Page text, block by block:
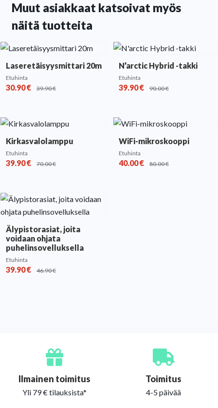
Muut asiakkaat katsoivat myös
näitä tuotteita
Laseretäisyysmittari 20m
Etuhinta
30.90€ 39.90€
N’arctic Hybrid -takki
Etuhinta
39.90€ 90.00€
Kirkasvalolamppu
Etuhinta
39.90€ 70.00€
WiFi-mikroskooppi
Etuhinta
40.00€ 80.00€
Älypistorasiat, joita
voidaan ohjata
puhelinsovelluksella
Etuhinta
39.90€ 46.90€
Ilmainen toimitus
Yli 79 € tilauksista*
Toimitus
4-5 päivää